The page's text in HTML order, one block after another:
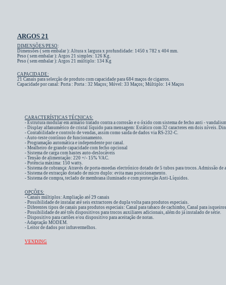
ARGOS 21
DIMENSÕES/PESO:
Dimensões ( sem embalar ): Altura x largura x profundidade: 1450 x 782 x 404 mm.
Peso ( sem embalar ): Argos 21 simples: 126 Kg.
Peso ( sem embalar ): Argos 21 múltiplo: 134 Kg
CAPACIDADE:
21 Canais para selecção de produto com capacidade para 684 maços de cigarros.
Capacidade por canal: Porta : Porta : 32 Maços; Móvel: 33 Maços; Múltiplo: 14 Maços
CARACTERÍSTICAS TÉCNICAS:
- Estrutura modular em armário tratado contra a corrosão e o óxido com sistema de fecho anti -
- Display alfanumérico de cristal líquido para mensagem: Estático com 32 caracteres em dois níveis.
- Contabilidade e controlo de vendas, assim como saída de dados via RS-232-C.
- Auto-teste contínuo de funcionamento.
- Programação automática e independente por canal.
- Mealheiro de grande capacidade com fecho opcional
- Sistema de carga com hastes auto-deslocáveis
- Tensão de alimentação: 220 +/- 15% VAC.
- Potência máxima: 150 watts.
- Sistema de cobrança: Através de porta-moedas electrónico dotado de 5 tubos para trocos. Admissão de
- Sistema de extracção dotado de micro duplo: evita mau posicionamento.
- Sistema de compra, teclado de membrana iluminado e com protecção Anti-Líquidos.
OPÇÕES:
- Canais múltiplos: Ampliação até 29 canais
- Possibilidade de instalar até seis extractores de dupla volta para produtos especiais.
- Diferentes tipos de canais para produtos especiais: Canal para tabaco de cachimbo, Canal para
- Possibilidade de até três dispositivos para trocos auxiliares adicionais, além do já instalado de série.
- Dispositivo para cartões e/ou dispositivo para aceitação de notas.
- Adaptação MODEM.
- Leitor de dados por infravermelhos.
VENDING